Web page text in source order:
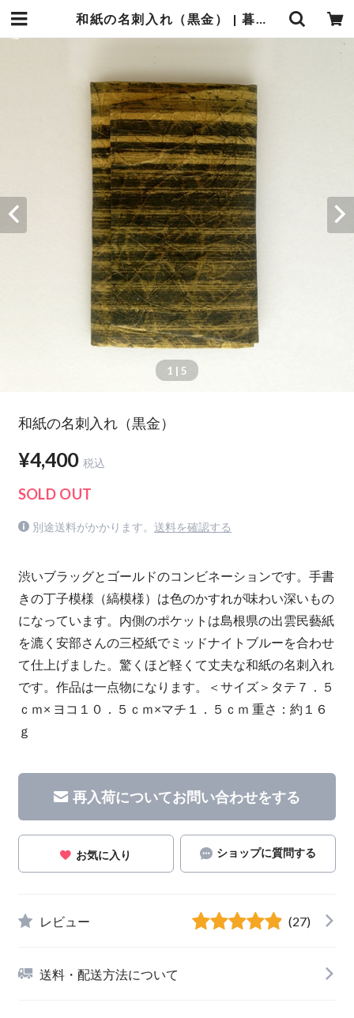
和紙の名刺入れ（黒金） | 暮らしの中の和紙のかたち
1 | 5
和紙の名刺入れ（黒金）
¥4,400 税込
SOLD OUT
別途送料がかかります。 送料を確認する
渋いブラッグとゴールドのコンビネーションです。手書
きの丁子模様（縞模様）は色のかすれが味わい深いもの
になっています。内側のポケットは島根県の出雲民藝紙
を漉く安部さんの三椏紙でミッドナイトブルーを合わせ
て仕上げました。驚くほど軽くて丈夫な和紙の名刺入れ
です。作品は一点物になります。＜サイズ＞タテ７．５
ｃｍ× ヨコ１０．５ｃｍ×マチ１．５ｃｍ 重さ：約１６
ｇ
再入荷についてお問い合わせをする
お気に入り ショップに質問する
レビュー (27)
送料・配送方法について